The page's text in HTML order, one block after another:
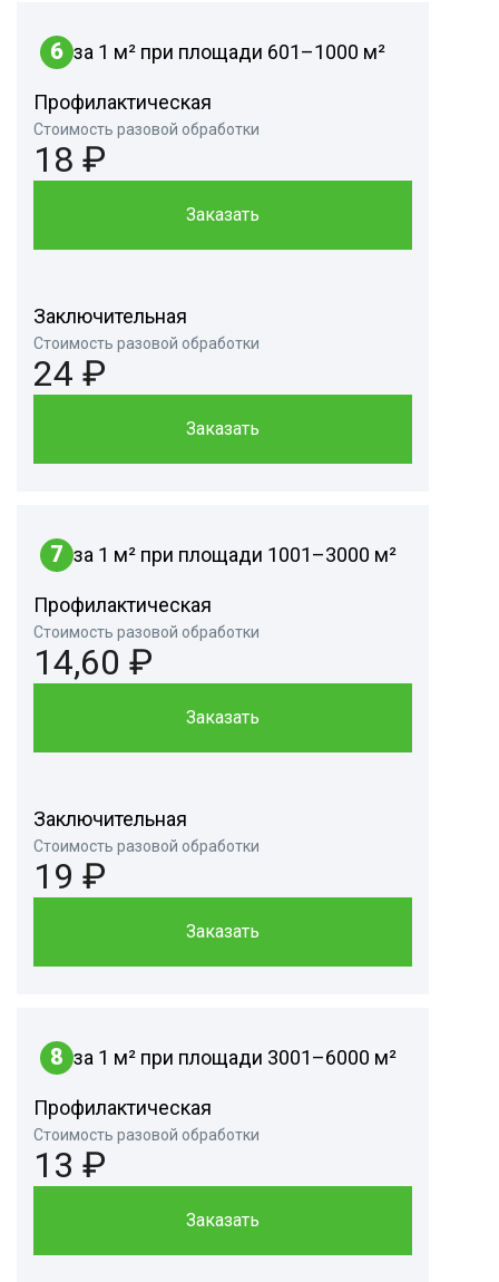
6 за 1 м² при площади 601–1000 м²
Профилактическая
Стоимость разовой обработки
18 ₽
Заказать
Заключительная
Стоимость разовой обработки
24 ₽
Заказать
7 за 1 м² при площади 1001–3000 м²
Профилактическая
Стоимость разовой обработки
14,60 ₽
Заказать
Заключительная
Стоимость разовой обработки
19 ₽
Заказать
8 за 1 м² при площади 3001–6000 м²
Профилактическая
Стоимость разовой обработки
13 ₽
Заказать